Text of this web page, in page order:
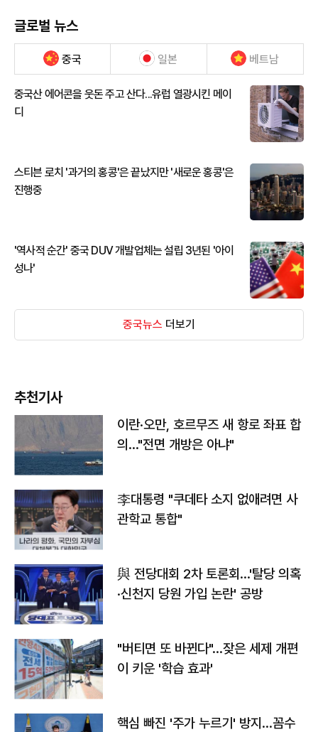
글로벌 뉴스
중국 일본 베트남
중국산 에어콘을 웃돈 주고 산다...유럽 열광시킨 메이
디
스티븐 로치 '과거의 홍콩'은 끝났지만 '새로운 홍콩'은
진행중
'역사적 순간' 중국 DUV 개발업체는 설립 3년된 '아이
성나'
중국뉴스 더보기
추천기사
이란·오만, 호르무즈 새 항로 좌표 합
의…"전면 개방은 아냐"
李대통령 "쿠데타 소지 없애려면 사
관학교 통합"
與 전당대회 2차 토론회…'탈당 의혹
·신천지 당원 가입 논란' 공방
"버티면 또 바뀐다"…잦은 세제 개편
이 키운 '학습 효과'
핵심 빠진 '주가 누르기' 방지…꼼수